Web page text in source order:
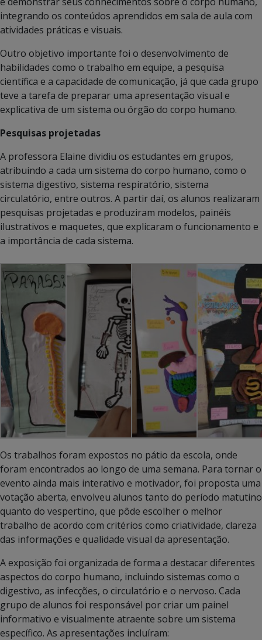
integrando os conteúdos aprendidos em sala de aula com
atividades práticas e visuais.
Outro objetivo importante foi o desenvolvimento de
habilidades como o trabalho em equipe, a pesquisa
científica e a capacidade de comunicação, já que cada grupo
teve a tarefa de preparar uma apresentação visual e
explicativa de um sistema ou órgão do corpo humano.
Pesquisas projetadas
A professora Elaine dividiu os estudantes em grupos,
atribuindo a cada um sistema do corpo humano, como o
sistema digestivo, sistema respiratório, sistema
circulatório, entre outros. A partir daí, os alunos realizaram
pesquisas projetadas e produziram modelos, painéis
ilustrativos e maquetes, que explicaram o funcionamento e
a importância de cada sistema.
Os trabalhos foram expostos no pátio da escola, onde
foram encontrados ao longo de uma semana. Para tornar o
evento ainda mais interativo e motivador, foi proposta uma
votação aberta, envolveu alunos tanto do período matutino
quanto do vespertino, que pôde escolher o melhor
trabalho de acordo com critérios como criatividade, clareza
das informações e qualidade visual da apresentação.
A exposição foi organizada de forma a destacar diferentes
aspectos do corpo humano, incluindo sistemas como o
digestivo, as infecções, o circulatório e o nervoso. Cada
grupo de alunos foi responsável por criar um painel
informativo e visualmente atraente sobre um sistema
específico. As apresentações incluíram: